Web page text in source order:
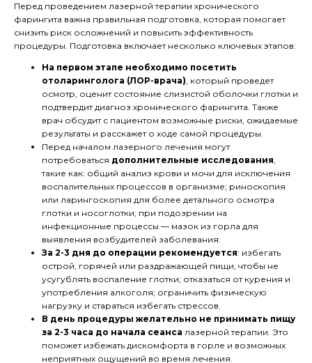
Перед проведением лазерной терапии хронического
фарингита важна правильная подготовка, которая помогает
снизить риск осложнений и повысить эффективность
процедуры. Подготовка включает несколько ключевых этапов:
На первом этапе необходимо посетить
отоларинголога (ЛОР-врача), который проведет
осмотр, оценит состояние слизистой оболочки глотки и
подтвердит диагноз хронического фарингита. Также
врач обсудит с пациентом возможные риски, ожидаемые
результаты и расскажет о ходе самой процедуры.
Перед началом лазерного лечения могут
потребоваться дополнительные исследования,
такие как: общий анализ крови и мочи для исключения
воспалительных процессов в организме; риноскопия
или ларингоскопия для более детального осмотра
глотки и носоглотки; при подозрении на
инфекционные процессы — мазок из горла для
выявления возбудителей заболевания.
За 2-3 дня до операции рекомендуется: избегать
острой, горячей или раздражающей пищи, чтобы не
усугублять воспаление глотки; отказаться от курения и
употребления алкоголя; ограничить физическую
нагрузку и стараться избегать стрессов.
В день процедуры желательно не принимать пищу
за 2-3 часа до начала сеанса лазерной терапии. Это
поможет избежать дискомфорта в горле и возможных
неприятных ощущений во время лечения.